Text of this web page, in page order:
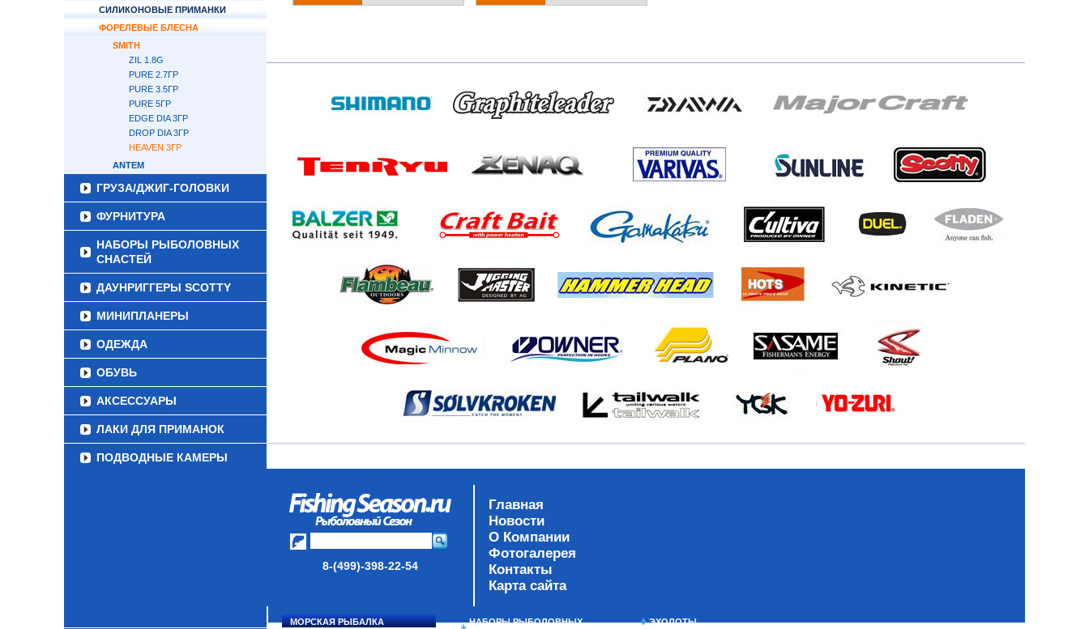
СИЛИКОНОВЫЕ ПРИМАНКИ
ФОРЕЛЕВЫЕ БЛЕСНА
SMITH
ZIL 1.8G
PURE 2.7ГР
PURE 3.5ГР
PURE 5ГР
EDGE DIA 3ГР
DROP DIA 3ГР
HEAVEN 3ГР
ANTEM
ГРУЗА/ДЖИГ-ГОЛОВКИ
ФУРНИТУРА
НАБОРЫ РЫБОЛОВНЫХ
СНАСТЕЙ
ДАУНРИГГЕРЫ SCOTTY
МИНИПЛАНЕРЫ
ОДЕЖДА
ОБУВЬ
АКСЕССУАРЫ
ЛАКИ ДЛЯ ПРИМАНОК
ПОДВОДНЫЕ КАМЕРЫ
8-(499)-398-22-54
Главная
Новости
О Компании
Фотогалерея
Контакты
Карта сайта
МОРСКАЯ РЫБАЛКА НАБОРЫ РЫБОЛОВНЫХ ЭХОЛОТЫ